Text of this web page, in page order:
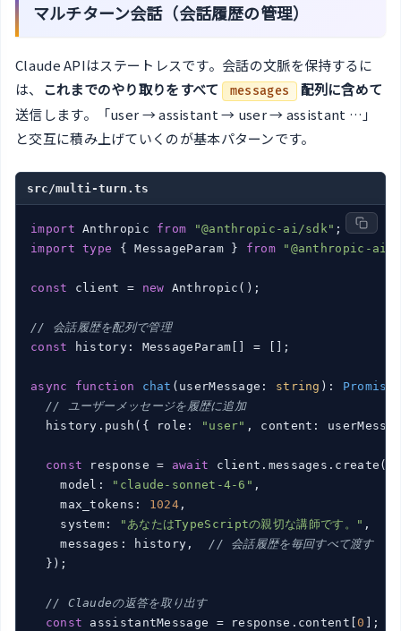
マルチターン会話（会話履歴の管理）
Claude APIはステートレスです。会話の文脈を保持するに
は、
これまでのやり取りをすべて messages
配列に含めて
送信します。「user → assistant → user → assistant …」
と交互に積み上げていくのが基本パターンです。
src/multi-turn.ts
import Anthropic from "@anthropic-ai/sdk"
import
type { MessageParam } from "@anthropic-ai/
const client = new Anthropic();
// 会話履歴を配列で管理
const history: MessageParam[] = [];
async function chat ( userMessage: string ): Promise
// ユーザーメッセージを履歴に追加
  history.push({ role:
"user" , content:
const response = await client.messages.create({
    model:
"claude-sonnet-4-6" ,
    max_tokens:
1024 ,
    system:
"あなたはTypeScriptの親切な講師です。" ,
    messages: history,
// 会話履歴を毎回すべて渡す
  });
// Claudeの返答を取り出す
const assistantMessage = response.content[0
];